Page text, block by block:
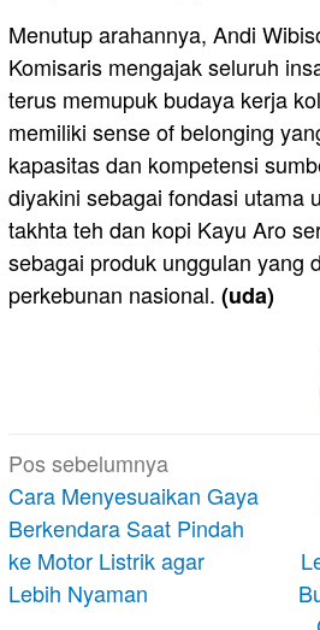
Menutup arahannya, Andi
Komisaris mengajak seluruh
terus memupuk budaya kerja
memiliki sense of belonging
kapasitas dan kompetensi
diyakini sebagai fondasi utama
takhta teh dan kopi Kayu Aro
sebagai produk unggulan yang
perkebunan nasional. (uda)
Navigasi
pos
Pos sebelumnya
Cara Menyesuaikan Gaya
Berkendara Saat Pindah
ke Motor Listrik agar
Lebih Nyaman